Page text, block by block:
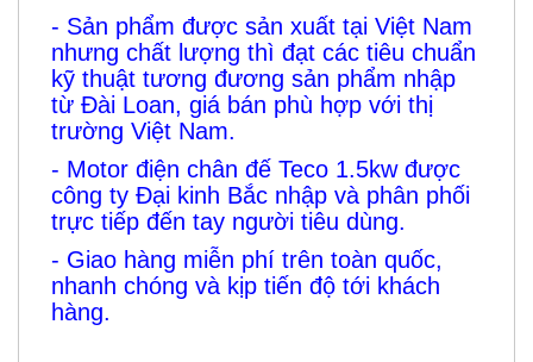
- Sản phẩm được sản xuất tại Việt Nam
nhưng chất lượng thì đạt các tiêu chuẩn
kỹ thuật tương đương sản phẩm nhập
từ Đài Loan, giá bán phù hợp với thị
trường Việt Nam.
- Motor điện chân đế Teco 1.5kw được
công ty Đại kinh Bắc nhập và phân phối
trực tiếp đến tay người tiêu dùng.
- Giao hàng miễn phí trên toàn quốc,
nhanh chóng và kịp tiến độ tới khách
hàng.